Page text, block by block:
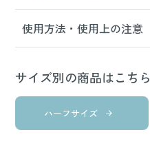
使用方法・使用上の注意
サイズ別の商品はこちら
ハーフサイズ